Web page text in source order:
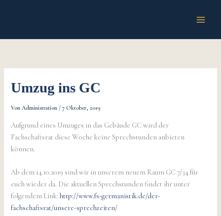
Umzug ins GC
VonAdministration /7 Oktober, 2019
Aufgrund eines Umzuges in das Gebäude GC wird der
Fachschaftsrat diese Woche keine Sprechstunden anbieten
können.
Ab dem 14.10.2019 sind wir in unserem neuem Raum GC 7/34 für
euch wieder da. Die aktuellen Sprechstunden findet ihr unter
folgendem Link:http://www.fs-germanistik.de/der-
fachschaftsrat/unsere-sprechzeiten/